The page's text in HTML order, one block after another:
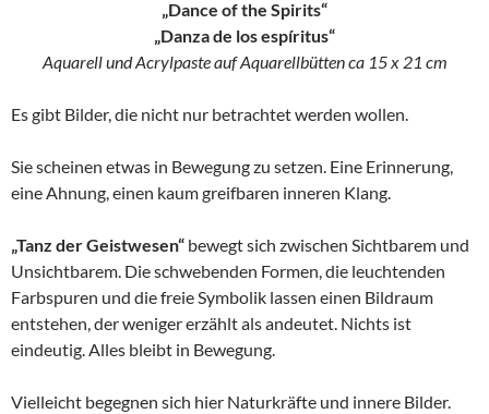
„Dance of the Spirits“
„Danza de los espíritus“
Aquarell und Acrylpaste auf Aquarellbütten ca 15 x 21 cm
Es gibt Bilder, die nicht nur betrachtet werden wollen.
Sie scheinen etwas in Bewegung zu setzen. Eine Erinnerung,
eine Ahnung, einen kaum greifbaren inneren Klang.
„Tanz der Geistwesen“ bewegt sich zwischen Sichtbarem und
Unsichtbarem. Die schwebenden Formen, die leuchtenden
Farbspuren und die freie Symbolik lassen einen Bildraum
entstehen, der weniger erzählt als andeutet. Nichts ist
eindeutig. Alles bleibt in Bewegung.
Vielleicht begegnen sich hier Naturkräfte und innere Bilder.